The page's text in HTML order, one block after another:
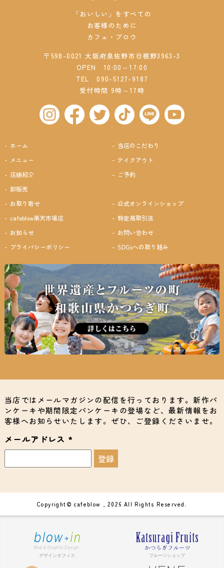
「おいしい」をすべての
お客様のために
カフェ・ブロウ
〒598-0021 大阪府泉佐野市日根野3963-3
OPEN 10:00～17:00
TEL090-5127-9187
受付時間 9時～17時
ホーム
当店のこだわり
メニュー
テイクアウト
店舗紹介
ご予約
卸販売
お取り寄せ
公式オンラインショップ
cafeblow楽天市場店
特定商取引法
お知らせ
お問い合わせ
プライバシーポリシー
SDGsへの取り組み
当店ではメールマガジンの配信を行っております。新作パ
ンケーキや期間限定パンケーキの登場など、最新情報をお
客様へお知らせいたします。ぜひ、ご登録くださいませ。
メールアドレス *
Copyright© cafeblow , 2026 All Rights Reserved.